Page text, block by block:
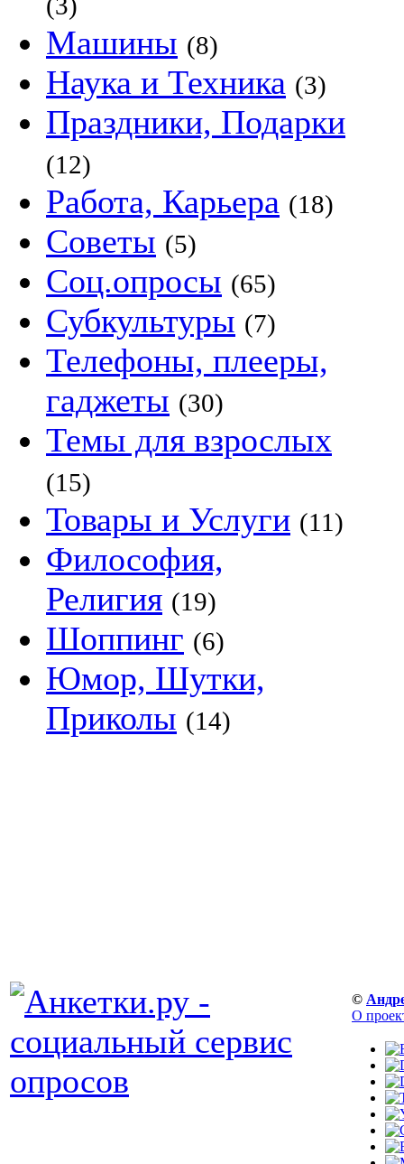
Машины (8)
Наука и Техника (3)
Праздники, Подарки
(12)
Работа, Карьера (18)
Советы (5)
Соц.опросы (65)
Субкультуры (7)
Телефоны, плееры,
гаджеты (30)
Темы для взрослых
(15)
Товары и Услуги (11)
Философия,
Религия (19)
Шоппинг (6)
Юмор, Шутки,
Приколы (14)
©
О